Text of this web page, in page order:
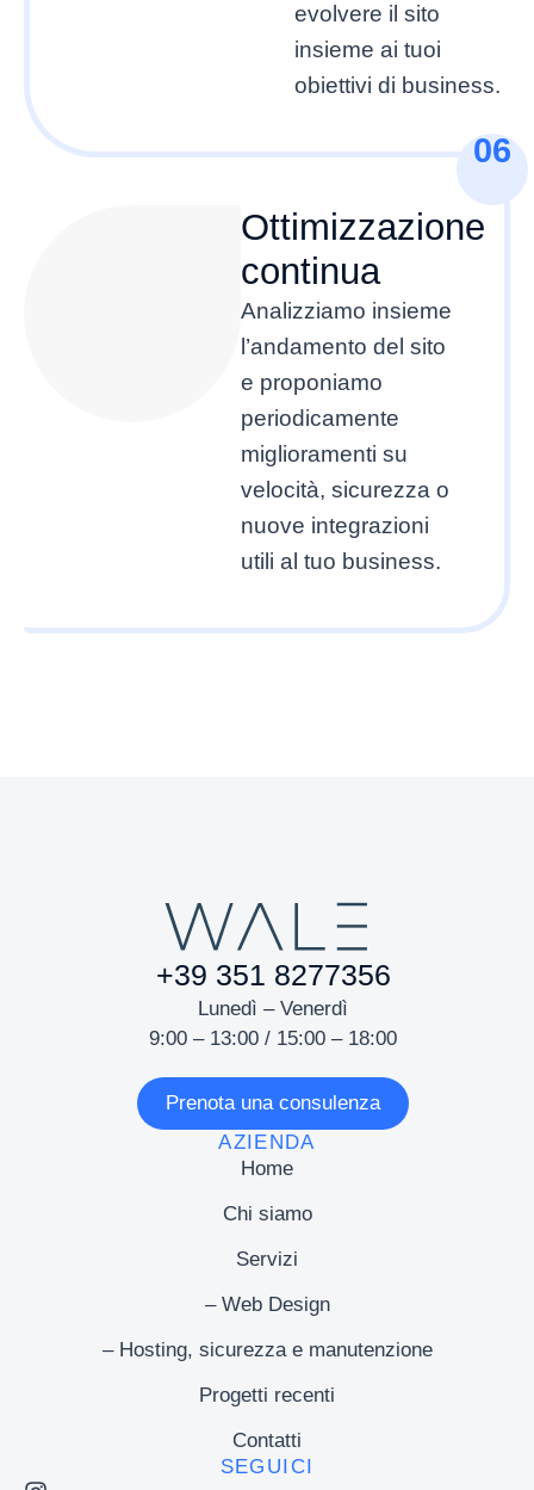
evolvere il sito
insieme ai tuoi
obiettivi di business.
06
Ottimizzazione
continua
Analizziamo insieme
l’andamento del sito
e proponiamo
periodicamente
miglioramenti su
velocità, sicurezza o
nuove integrazioni
utili al tuo business.
+39 351 8277356
Lunedì – Venerdì
9:00 – 13:00 / 15:00 – 18:00
Prenota una consulenza
AZIENDA
Home
Chi siamo
Servizi
– Web Design
– Hosting, sicurezza e manutenzione
Progetti recenti
Contatti
SEGUICI